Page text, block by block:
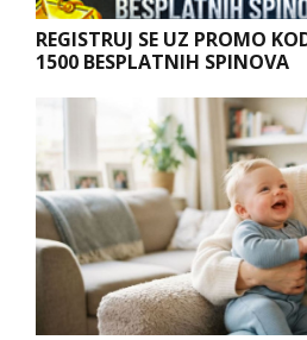
REGISTRUJ SE UZ PROMO
1500 BESPLATNIH SPINOVA